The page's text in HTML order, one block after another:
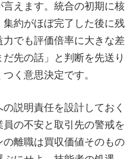
えます。統合の初期に核
約がほぼ完了した後に残
でも評価倍率に大きな差
先の話」と判断を先送り
く意思決定です。
説明責任を設計しておく
の不安と取引先の警戒を
離職は買収価値そのもの